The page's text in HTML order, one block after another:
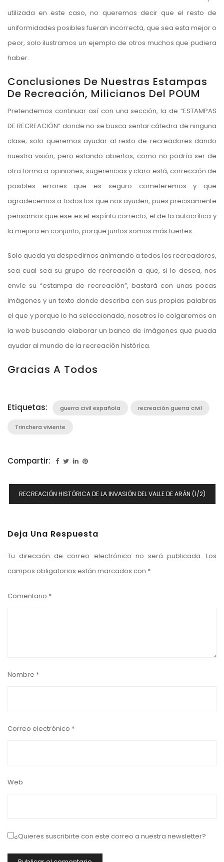
utilizada en este caso, no queremos decir que el resto de
uniformidades posibles fueran incorrecta, que sea esta mejor o
peor, solo ilustramos un ejemplo de otros muchos que pudiera
haber.
Conclusiones De Nuestras Estampas
De Recreación, Milicianos Del POUM
Pretendemos continuar así con una sección, la de “ESTAMPAS
DE RECREACIÓN” donde no se busca sentar cátedra de ninguna
clase; solo queremos ayudar al resto de recreadores dando
nuestra visión, pero estando abiertos, como no podría ser de
otra forma a opiniones, sugerencias y claro está, corrección de
posibles errores que es seguro cometeremos y que
agradecemos a todos los que nos ayuden, pues precisamente
pensamos que ese es el espíritu correcto, el de la autocrítica y
la mejora en conjunto, porque juntos somos más fuertes.
Solo queda ya despedirnos animando a todos los recreadores,
sea cual sea su grupo de recreación a que, si lo desea, nos
envíe su “estampa de recreación”, bastará con unas pocas
imágenes y un texto donde describa con sus propias palabras
el que y porque lo ha seleccionado, nosotros lo colgaremos en
la web buscando elaborar un banco de imágenes que pueda
ayudar al mundo de la recreación histórica.
Gracias A Todos
Etiquetas: guerra civil española recreación guerra civil
Trinchera viviente
Compartir:
Navegación
De
RECREACIÓN HISTÓRICA DE LA INVASIÓN DEL VALLE DE ARÁN (1/2)
Deja Una Respuesta
Tu dirección de correo electrónico no será publicada. Los
campos obligatorios están marcados con *
Comentario *
Nombre *
Correo electrónico *
Web
¿Quieres suscribirte con este correo a nuestra newsletter?